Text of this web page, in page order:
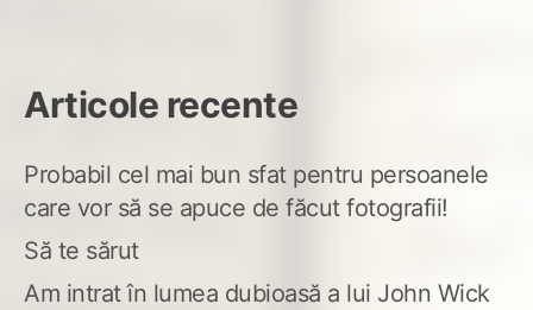
Articole recente
Probabil cel mai bun sfat pentru persoanele
care vor să se apuce de făcut fotografii!
Să te sărut
Am intrat în lumea dubioasă a lui John Wick